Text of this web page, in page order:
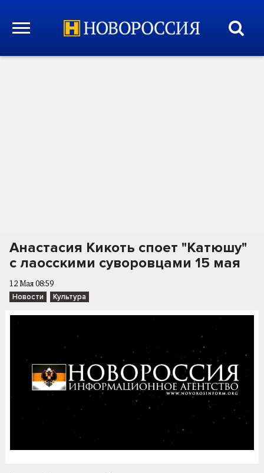
Анастасия Кикоть споет "Катюшу"
с лаосскими суворовцами 15 мая
12 Мая 08:59
Новости Культура